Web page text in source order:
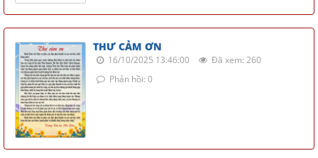
THƯ CẢM ƠN
16/10/2025 13:46:00
Đã xem: 260
Phản hồi: 0